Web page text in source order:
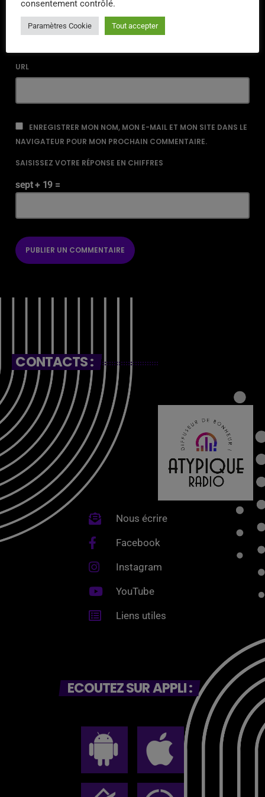
URL
ENREGISTRER MON NOM, MON E-MAIL ET MON SITE DANS LE
NAVIGATEUR POUR MON PROCHAIN COMMENTAIRE.
SAISISSEZ VOTRE RÉPONSE EN CHIFFRES
sept + 19 =
CONTACTS :
Nous écrire
Facebook
Instagram
YouTube
Liens utiles
ECOUTEZ SUR APPLI :
consentement contrôlé.
Paramètres Cookie Tout accepter